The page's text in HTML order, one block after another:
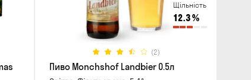
Щільність
12.3%
(2)
Пиво Monchshof Landbier 0.5л